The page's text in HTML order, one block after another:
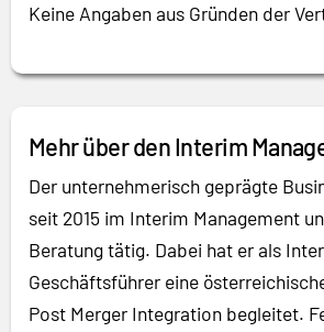
Keine Angaben aus Gründen der
Mehr über den Interim
Der unternehmerisch geprägte
seit 2015 im Interim Management
Beratung tätig. Dabei hat er als
Geschäftsführer eine
Post Merger Integration begleitet.